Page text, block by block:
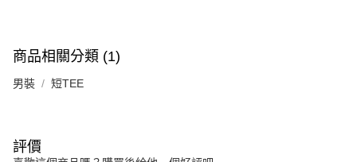
商品相關分類 (1)
男裝 短TEE
評價